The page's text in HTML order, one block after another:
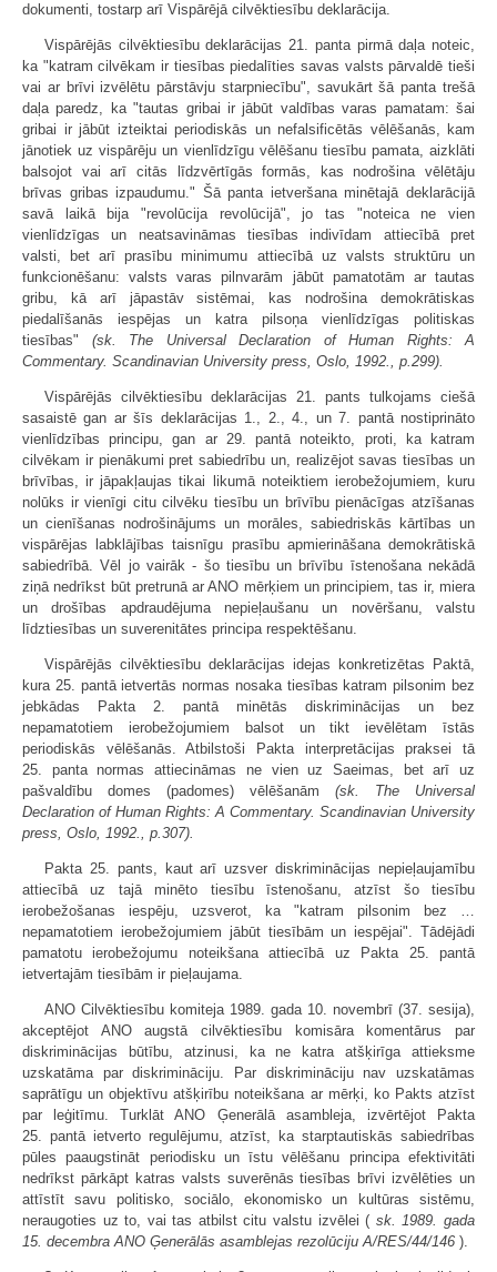
dokumenti, tostarp arī Vispārējā cilvēktiesību deklarācija.
Vispārējās cilvēktiesību deklarācijas 21. panta pirmā daļa noteic,
ka "katram cilvēkam ir tiesības piedalīties savas valsts pārvaldē tieši
vai ar brīvi izvēlētu pārstāvju starpniecību", savukārt šā panta trešā
daļa paredz, ka "tautas gribai ir jābūt valdības varas pamatam: šai
gribai ir jābūt izteiktai periodiskās un nefalsificētās vēlēšanās, kam
jānotiek uz vispārēju un vienlīdzīgu vēlēšanu tiesību pamata, aizklāti
balsojot vai arī citās līdzvērtīgās formās, kas nodrošina vēlētāju
brīvas gribas izpaudumu." Šā panta ietveršana minētajā deklarācijā
savā laikā bija "revolūcija revolūcijā", jo tas "noteica ne vien
vienlīdzīgas un neatsavināmas tiesības indivīdam attiecībā pret
valsti, bet arī prasību minimumu attiecībā uz valsts struktūru un
funkcionēšanu: valsts varas pilnvarām jābūt pamatotām ar tautas
gribu, kā arī jāpastāv sistēmai, kas nodrošina demokrātiskas
piedalīšanās iespējas un katra pilsoņa vienlīdzīgas politiskas
tiesības" (sk. The Universal Declaration of Human Rights: A
Commentary. Scandinavian University press, Oslo, 1992., p.299).
Vispārējās cilvēktiesību deklarācijas 21. pants tulkojams ciešā
sasaistē gan ar šīs deklarācijas 1., 2., 4., un 7. pantā nostiprināto
vienlīdzības principu, gan ar 29. pantā noteikto, proti, ka katram
cilvēkam ir pienākumi pret sabiedrību un, realizējot savas tiesības un
brīvības, ir jāpakļaujas tikai likumā noteiktiem ierobežojumiem, kuru
nolūks ir vienīgi citu cilvēku tiesību un brīvību pienācīgas atzīšanas
un cienīšanas nodrošinājums un morāles, sabiedriskās kārtības un
vispārējas labklājības taisnīgu prasību apmierināšana demokrātiskā
sabiedrībā. Vēl jo vairāk - šo tiesību un brīvību īstenošana nekādā
ziņā nedrīkst būt pretrunā ar ANO mērķiem un principiem, tas ir, miera
un drošības apdraudējuma nepieļaušanu un novēršanu, valstu
līdztiesības un suverenitātes principa respektēšanu.
Vispārējās cilvēktiesību deklarācijas idejas konkretizētas Paktā,
kura 25. pantā ietvertās normas nosaka tiesības katram pilsonim bez
jebkādas Pakta 2. pantā minētās diskriminācijas un bez
nepamatotiem ierobežojumiem balsot un tikt ievēlētam īstās
periodiskās vēlēšanās. Atbilstoši Pakta interpretācijas praksei tā
25. panta normas attiecināmas ne vien uz Saeimas, bet arī uz
pašvaldību domes (padomes) vēlēšanām (sk. The Universal
Declaration of Human Rights: A Commentary. Scandinavian University
press, Oslo, 1992., p.307).
Pakta 25. pants, kaut arī uzsver diskriminācijas nepieļaujamību
attiecībā uz tajā minēto tiesību īstenošanu, atzīst šo tiesību
ierobežošanas iespēju, uzsverot, ka "katram pilsonim bez …
nepamatotiem ierobežojumiem jābūt tiesībām un iespējai". Tādējādi
pamatotu ierobežojumu noteikšana attiecībā uz Pakta 25. pantā
ietvertajām tiesībām ir pieļaujama.
ANO Cilvēktiesību komiteja 1989. gada 10. novembrī (37. sesija),
akceptējot ANO augstā cilvēktiesību komisāra komentārus par
diskriminācijas būtību, atzinusi, ka ne katra atšķirīga attieksme
uzskatāma par diskrimināciju. Par diskrimināciju nav uzskatāmas
saprātīgu un objektīvu atšķirību noteikšana ar mērķi, ko Pakts atzīst
par leģitīmu. Turklāt ANO Ģenerālā asambleja, izvērtējot Pakta
25. pantā ietverto regulējumu, atzīst, ka starptautiskās sabiedrības
pūles paaugstināt periodisku un īstu vēlēšanu principa efektivitāti
nedrīkst pārkāpt katras valsts suverēnās tiesības brīvi izvēlēties un
attīstīt savu politisko, sociālo, ekonomisko un kultūras sistēmu,
neraugoties uz to, vai tas atbilst citu valstu izvēlei ( sk. 1989. gada
15. decembra ANO Ģenerālās asamblejas rezolūciju A/RES/44/146 ).